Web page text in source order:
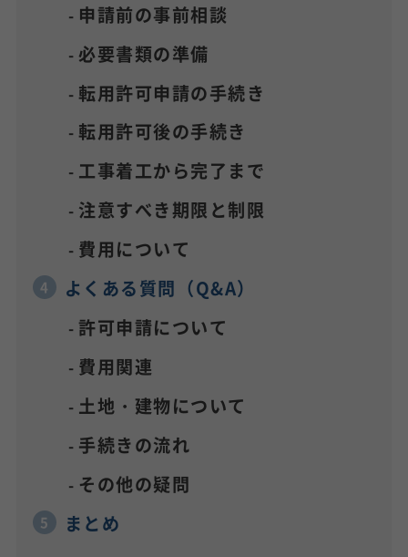
申請前の事前相談
必要書類の準備
転用許可申請の手続き
転用許可後の手続き
工事着工から完了まで
注意すべき期限と制限
費用について
よくある質問（Q&A）
許可申請について
費用関連
土地・建物について
手続きの流れ
その他の疑問
まとめ